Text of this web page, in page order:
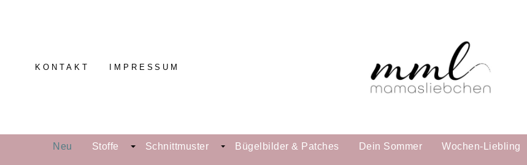
KONTAKT IMPRESSUM
Neu Stoffe Schnittmuster Bügelbilder & Patches Dein Sommer Wochen-Liebling